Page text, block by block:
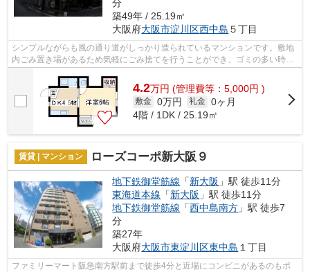
分
築49年 / 25.19㎡
大阪府大阪市淀川区西中島 ５丁目
シンプルながらも風の通り道がしっかり造られているマンションです。敷地
内ごみ置き場があるため気軽にごみ捨てを行うことができ、ゴミの多い時も
4.2万円 (管理費等：5,000円 )
敷金 0万円 礼金 0ヶ月
4階 / 1DK / 25.19㎡
賃貸 | マンション ローズコーポ新大阪９
地下鉄御堂筋線 「新大阪 」駅 徒歩11分
東海道本線 「新大阪 」駅 徒歩11分
地下鉄御堂筋線 「西中島南方 」駅 徒歩7
分
築27年
大阪府大阪市東淀川区東中島 １丁目
ファミリーマート阪急南方駅前まで徒歩4分と近場にコンビニがあるのもポ